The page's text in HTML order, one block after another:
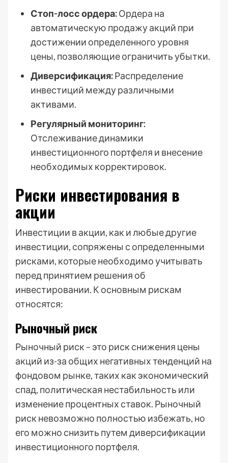
Стоп-лосс ордера:Ордера на
автоматическую продажу акций при
достижении определенного уровня
цены, позволяющие ограничить убытки.
Диверсификация:Распределение
инвестиций между различными
активами.
Регулярный мониторинг:
Отслеживание динамики
инвестиционного портфеля и внесение
необходимых корректировок.
Риски инвестирования в
акции
Инвестиции в акции, как и любые другие
инвестиции, сопряжены с определенными
рисками, которые необходимо учитывать
перед принятием решения об
инвестировании. К основным рискам
относятся:
Рыночный риск
Рыночный риск – это риск снижения цены
акций из-за общих негативных тенденций на
фондовом рынке, таких как экономический
спад, политическая нестабильность или
изменение процентных ставок. Рыночный
риск невозможно полностью избежать, но
его можно снизить путем диверсификации
инвестиционного портфеля.